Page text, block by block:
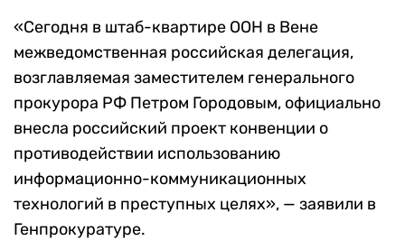
«Сегодня в штаб-квартире ООН в Вене
межведомственная российская делегация,
возглавляемая заместителем генерального
прокурора РФ Петром Городовым, официально
внесла российский проект конвенции о
противодействии использованию
информационно-коммуникационных
технологий в преступных целях», — заявили в
Генпрокуратуре.